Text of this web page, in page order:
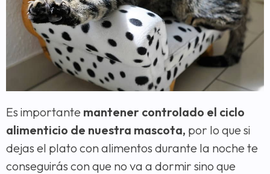
Es importante mantener controlado el ciclo
alimenticio de nuestra mascota, por lo que si
dejas el plato con alimentos durante la noche te
conseguirás con que no va a dormir sino que